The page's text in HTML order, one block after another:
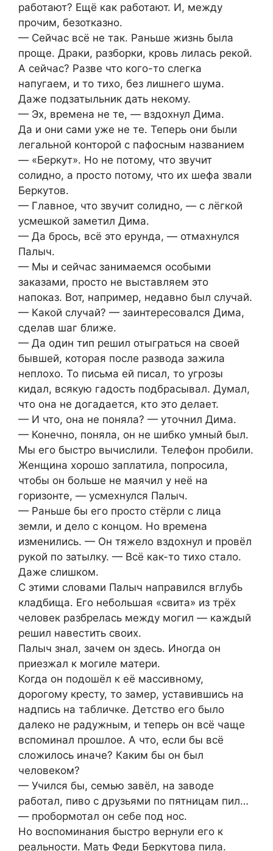
работают? Ещё как работают. И, между
прочим, безотказно.
— Сейчас всё не так. Раньше жизнь была
проще. Драки, разборки, кровь лилась рекой.
А сейчас? Разве что кого-то слегка
напугаем, и то тихо, без лишнего шума.
Даже подзатыльник дать некому.
— Эх, времена не те, — вздохнул Дима.
Да и они сами уже не те. Теперь они были
легальной конторой с пафосным названием
— «Беркут». Но не потому, что звучит
солидно, а просто потому, что их шефа звали
Беркутов.
— Главное, что звучит солидно, — с лёгкой
усмешкой заметил Дима.
— Да брось, всё это ерунда, — отмахнулся
Палыч.
— Мы и сейчас занимаемся особыми
заказами, просто не выставляем это
напоказ. Вот, например, недавно был случай.
— Какой случай? — заинтересовался Дима,
сделав шаг ближе.
— Да один тип решил отыграться на своей
бывшей, которая после развода зажила
неплохо. То письма ей писал, то угрозы
кидал, всякую гадость подбрасывал. Думал,
что она не догадается, кто это делает.
— И что, она не поняла? — уточнил Дима.
— Конечно, поняла, он не шибко умный был.
Мы его быстро вычислили. Телефон пробили.
Женщина хорошо заплатила, попросила,
чтобы он больше не маячил у неё на
горизонте, — усмехнулся Палыч.
— Раньше бы его просто стёрли с лица
земли, и дело с концом. Но времена
изменились. — Он тяжело вздохнул и провёл
рукой по затылку. — Всё как-то тихо стало.
Даже слишком.
С этими словами Палыч направился вглубь
кладбища. Его небольшая «свита» из трёх
человек разбрелась между могил — каждый
решил навестить своих.
Палыч знал, зачем он здесь. Иногда он
приезжал к могиле матери.
Когда он подошёл к её массивному,
дорогому кресту, то замер, уставившись на
надпись на табличке. Детство его было
далеко не радужным, и теперь он всё чаще
вспоминал прошлое. А что, если бы всё
сложилось иначе? Каким бы он был
человеком?
— Учился бы, семью завёл, на заводе
работал, пиво с друзьями по пятницам пил…
— пробормотал он себе под нос.
Но воспоминания быстро вернули его к
реальности. Мать Феди Беркутова пила.